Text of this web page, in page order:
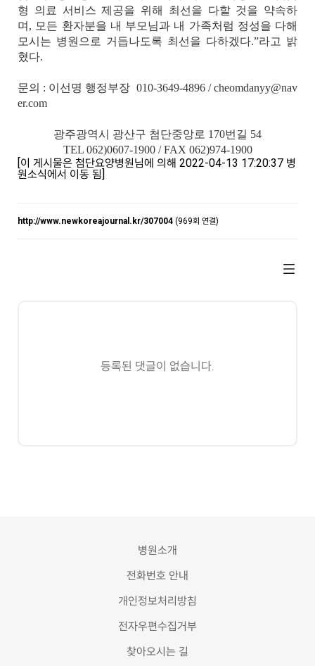
형 의료 서비스 제공을 위해 최선을 다할 것을 약속하
며 , 모든 환자분을 내 부모님과 내 가족처럼 정성을 다해
모시는 병원으로 거듭나도록 최선을 다하겠다.”라고 밝
혔다.
문의 : 이선명 행정부장 010-3649-4896 / cheomdanyy@nav
er.com
광주광역시 광산구 첨단중앙로 170번길 54
TEL 062)0607-1900 / FAX 062)974-1900
[이 게시물은 첨단요양병원님에 의해 2022-04-13 17:20:37 병
원소식에서 이동 됨]
http://www.newkoreajournal.kr/307004 (969회 연결)
등록된 댓글이 없습니다.
병원소개
전화번호 안내
개인정보처리방침
전자우편수집거부
찾아오시는 길